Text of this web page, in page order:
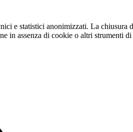
e statistici anonimizzati. La
in assenza di cookie o altri strumenti